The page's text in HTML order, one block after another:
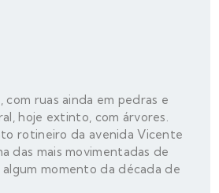
com ruas ainda em pedras e
hoje extinto, com árvores.
rotineiro da avenida Vicente
das mais movimentadas de
algum momento da década de